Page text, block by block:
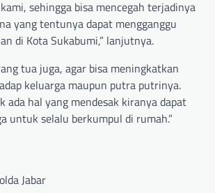
sehingga bisa mencegah terjadinya
yang tentunya dapat mengganggu
di Kota Sukabumi,” lanjutnya.
tua juga, agar bisa meningkatkan
keluarga maupun putra putrinya.
ada hal yang mendesak kiranya dapat
untuk selalu berkumpul di rumah.”
Jabar